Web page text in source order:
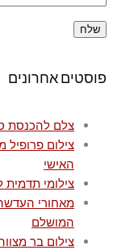
פוסטים אחרונים
צלם להכנסת
צילום פרופיל
האישי
צילומי תדמית
מאחורי
המושלם
צילום בר